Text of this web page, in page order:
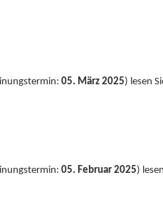
05. März 2025) lesen
05. Februar 2025)